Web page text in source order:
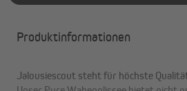
Produktinformationen
Jalousiescout steht für höchste